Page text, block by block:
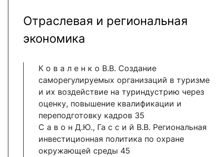
Отраслевая и региональная
экономика
К о в а л е н к о В.В. Создание
саморегулируемых организаций в туризме
и их воздействие на туриндустрию через
оценку, повышение квалификации и
переподготовку кадров 35
С а в о н Д.Ю., Га с с и й В.В. Региональная
инвестиционная политика по охране
окружающей среды 45